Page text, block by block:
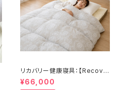
リカバリー健康寝具：【Recove
rion】リカバリオン羽毛掛け布団
プラウシオン®加工
¥66,000